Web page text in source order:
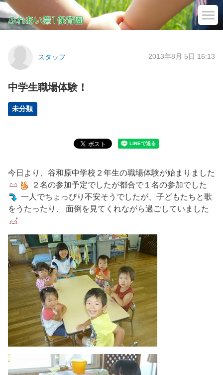
スタッフ 2013年8月 5日 16:13
中学生職場体験！
未分類
今日より、谷和原中学校２年生の職場体験が始まりました
２名の参加予定でしたが都合で１名の参加でした
一人でちょっぴり不安そうでしたが、子どもたちと歌
をうたったり、 面倒を見てくれながら過ごしていました